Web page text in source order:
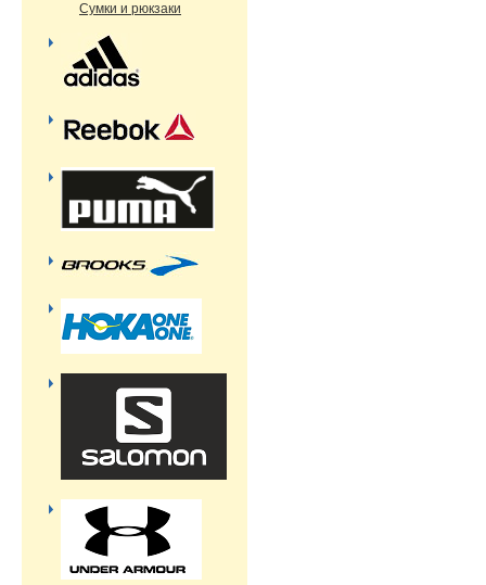
Сумки и рюкзаки